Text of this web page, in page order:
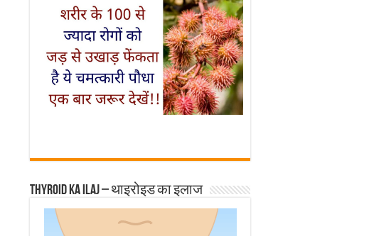
Thyroid ka ilaj – थाइरोइड का इलाज